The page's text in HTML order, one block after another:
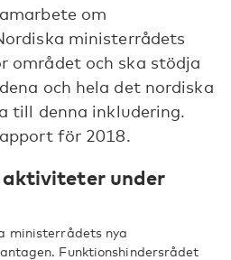
om
ministerrådets
området och ska stödja
och hela det nordiska
till denna inkludering.
för 2018.
under
ministerrådets nya
Funktionshindersrådet